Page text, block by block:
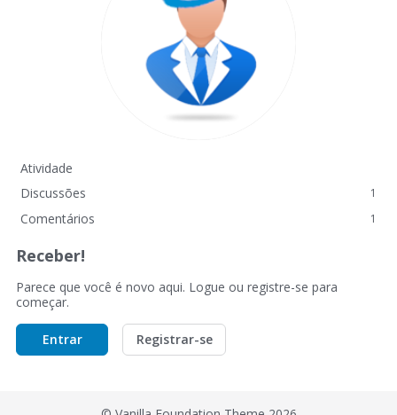
Atividade
Discussões
1
Comentários 1
Receber!
Parece que você é novo aqui. Logue ou registre-se para
começar.
Entrar Registrar-se